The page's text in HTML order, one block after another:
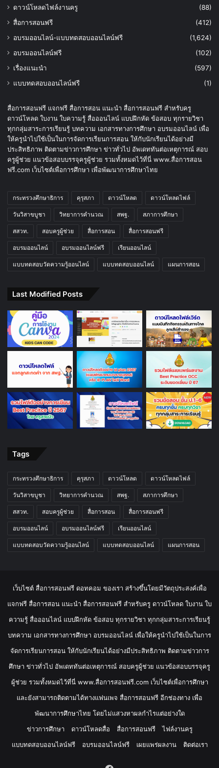
ดาวน์โหลดไฟล์งานครู
(88)
สื่อการสอนฟรี
(412)
อบรมออนไลน์-แบบทดสอบออนไลน์ฟรี
(1,624)
อบรมออนไลน์ฟรี
(102)
เรื่องแนะนำ
(597)
แบบทดสอบออนไลน์ฟรี
(1)
สื่อการสอนฟรี แจกฟรี สื่อการสอน แนะนำ สื่อการสอนฟรี สำหรับครู
ดาวน์โหลด ใบงาน ใบความรู้ สื่อออนไลน์ แบบฝึกหัด ข้อสอบ ทุกรายวิชา
ทุกกลุ่มสาระการเรียนรู้ บทความ เอกสารทางการศึกษา อบรมออนไลน์ เพื่อ
ให้ครูนำไปใช้เป็นในการจัดการเรียนการสอน ให้กับนักเรียนได้อย่างมี
ประสิทธิภาพ ติดตามข่าวการศึกษา ข่าวทั่วไป อัพเดททันต่อเหตุการณ์ สอบ
ครูผู้ช่วย แนวข้อสอบบรรจุครูผู้ช่วย รวมทั้งหมดไว้ที่นี่ www.สื่อการสอน
ฟรี.com เว็บไซต์เพื่อการศึกษา เพื่อพัฒนาการศึกษาไทย
กระทรวงศึกษาธิการ คุรุสภา ดาวน์โหลด ดาวน์โหลดไฟล์
วันวิสาขบูชา วิทยาการคำนวณ สพฐ. สภาการศึกษา
สสวท. สอบครูผู้ช่วย สื่อการสอน สื่อการสอนฟรี
อบรมออนไลน์ อบรมออนไลน์ฟรี เรียนออนไลน์
แบบทดสอบวัดความรู้ออนไลน์ แบบทดสอบออนไลน์ แผนการสอน
Last Modified Posts
Tags
กระทรวงศึกษาธิการ คุรุสภา ดาวน์โหลด ดาวน์โหลดไฟล์
วันวิสาขบูชา วิทยาการคำนวณ สพฐ. สภาการศึกษา
สสวท. สอบครูผู้ช่วย สื่อการสอน สื่อการสอนฟรี
อบรมออนไลน์ อบรมออนไลน์ฟรี เรียนออนไลน์
แบบทดสอบวัดความรู้ออนไลน์ แบบทดสอบออนไลน์ แผนการสอน
เว็บไซต์ สื่อการสอนฟรี ดอทคอม ของเรา สร้างขึ้นโดยมีวัตถุประสงค์เพื่อ
แจกฟรี สื่อการสอน แนะนำ สื่อการสอนฟรี สำหรับครู ดาวน์โหลด ใบงาน ใบ
ความรู้ สื่อออนไลน์ แบบฝึกหัด ข้อสอบ ทุกรายวิชา ทุกกลุ่มสาระการเรียนรู้
บทความ เอกสารทางการศึกษา อบรมออนไลน์ เพื่อให้ครูนำไปใช้เป็นในการ
จัดการเรียนการสอน ให้กับนักเรียนได้อย่างมีประสิทธิภาพ ติดตามข่าวการ
ศึกษา ข่าวทั่วไป อัพเดททันต่อเหตุการณ์ สอบครูผู้ช่วย แนวข้อสอบบรรจุครู
ผู้ช่วย รวมทั้งหมดไว้ที่นี่ www.สื่อการสอนฟรี.com เว็บไซต์เพื่อการศึกษา
และยังสามารถติดตามได้ทางแฟนเพจ สื่อการสอนฟรี อีกช่องทาง เพื่อ
พัฒนาการศึกษาไทย โดยไม่แสวงหาผลกำไรแต่อย่างใด
ข่าวการศึกษา
ดาวน์โหลดสื่อ สื่อการสอนฟรี
ไฟล์งานครู
แบบทดสอบออนไลน์ฟรี
อบรมออนไลน์ฟรี เผยแพร่ผลงาน ติดต่อเรา